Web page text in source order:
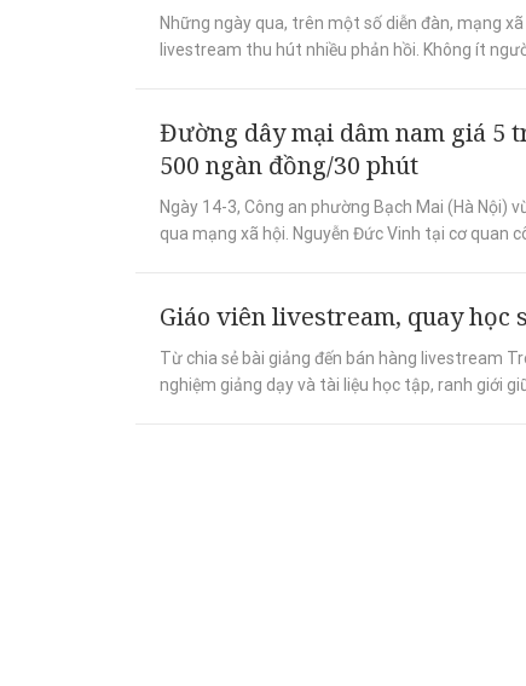
Những ngày qua, trên một số diễn đàn, mạng
livestream thu hút nhiều phản hồi. Không ít
Đường dây mại dâm nam giá 5
500 ngàn đồng/30 phút
Ngày 14-3, Công an phường Bạch Mai (Hà
qua mạng xã hội. Nguyễn Đức Vinh tại cơ quan
Giáo viên livestream, quay học
Từ chia sẻ bài giảng đến bán hàng livestream
nghiệm giảng dạy và tài liệu học tập, ranh giới